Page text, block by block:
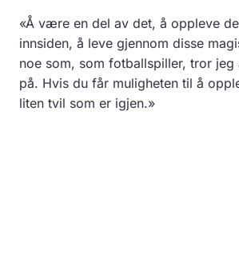
«Å være en del av det, å oppleve
innsiden, å leve gjennom disse
noe som, som fotballspiller, tror jeg
på. Hvis du får muligheten til å
liten tvil som er igjen.»